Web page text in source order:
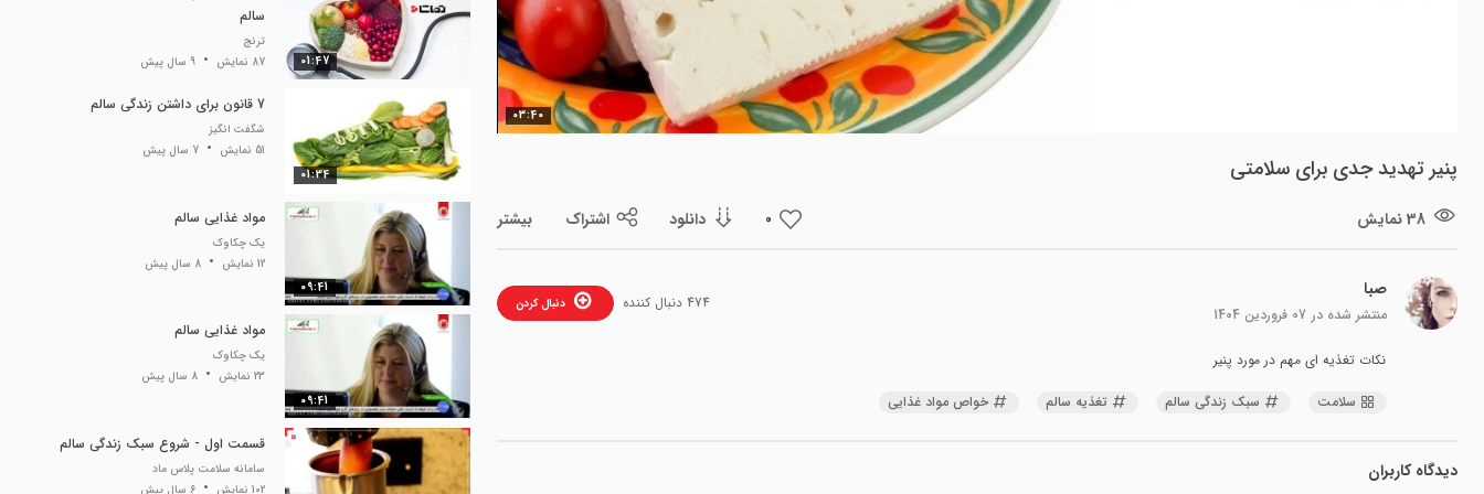
ویدیو
03:40
پنیر تهدید جدی برای سلامتی
38 نمایش 0 دانلود اشتراک بیشتر
صبا
منتشر شده در 07 فروردین 1404
دنبال کردن 474 دنبال کننده
نکات تغذیه ای مهم در مورد پنیر
سلامت
سبک زندگی سالم تغذیه سالم خواص مواد غذایی
دیدگاه کاربران
01:47
سالم
ترنج
87 نمایش
9 سال پیش
01:34
7 قانون برای داشتن زندگی سالم
شگفت انگیز
51 نمایش
7 سال پیش
09:41
مواد غذایی سالم
یک چکاوک
12 نمایش
8 سال پیش
09:41
مواد غذایی سالم
یک چکاوک
23 نمایش
8 سال پیش
قسمت اول - شروع سبک زندگی سالم
سامانه سلامت پلاس ماد
102 نمایش
6 سال پیش